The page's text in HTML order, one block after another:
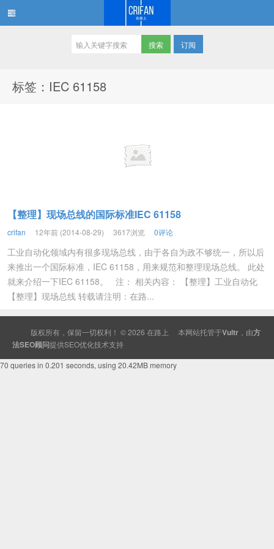
订阅
标签：IEC 61158
【整理】现场总线的国际标准IEC 61158
crifan 12年前 (2014-08-29) 3617浏览 0评论
工业自动化领域内有很多现场总线，由于各自为政不够统一，所以后
来推出一个国际标准，IEC 61158，用来规范和整理现场总线。 此处
就来介绍一下IEC 61158。 注： 相关内容： 【整理】工业自动化
【整理】现场总线 转载请注明：在路...
版权所有，保留一切权利！ © 2026 在路上 本网站托管于Vultr ，由方
法SEO顾问提供SEO优化技术支持
70 queries in 0.201 seconds, using 20.42MB memory